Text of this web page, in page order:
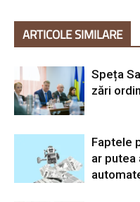
ARTICOLE SIMILARE
Speța
zări
Faptele
ar putea